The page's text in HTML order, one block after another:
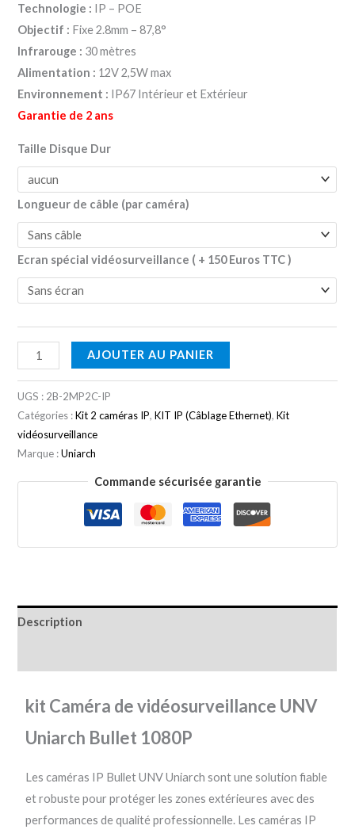
Technologie : IP – POE
Objectif : Fixe 2.8mm – 87,8°
Infrarouge : 30 mètres
Alimentation : 12V 2,5W max
Environnement : IP67 Intérieur et Extérieur
Garantie de 2 ans
Taille Disque Dur
Longueur de câble (par caméra)
Ecran spécial vidéosurveillance ( + 150 Euros TTC )
AJOUTER AU PANIER
UGS : 2B-2MP2C-IP
Catégories :Kit 2 caméras IP,KIT IP (Câblage Ethernet),Kit
vidéosurveillance
Marque :Uniarch
Commande sécurisée garantie
Description
kit Caméra de vidéosurveillance UNV
Uniarch Bullet 1080P
Les caméras IP Bullet UNV Uniarch sont une solution fiable
et robuste pour protéger les zones extérieures avec des
performances de qualité professionnelle. Les caméras IP